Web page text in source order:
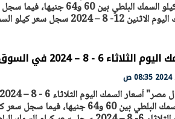
6 - 8 – 2024 في السوق المصري